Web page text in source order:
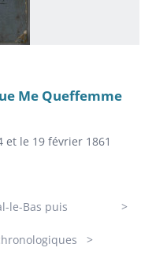
Me Queffemme
et le 19 février 1861
le-Bas puis